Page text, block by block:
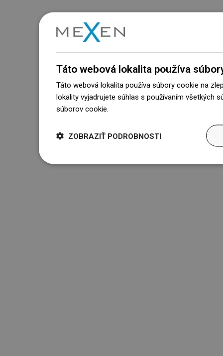
Táto webová lokalita používa
Táto webová lokalita používa súbory cookie na
lokality vyjadrujete súhlas s používaním všetkých
súborov cookie.
ZOBRAZIŤ PODROBNOSTI